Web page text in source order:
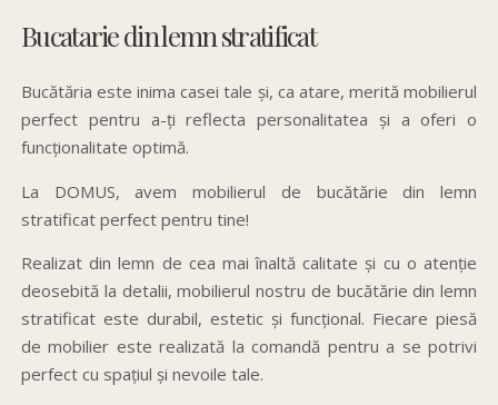
Bucatarie din lemn stratificat
Bucătăria este inima casei tale și, ca atare, merită mobilierul
perfect pentru a-ți reflecta personalitatea și a oferi o
funcționalitate optimă.
La DOMUS, avem mobilierul de bucătărie din lemn
stratificat perfect pentru tine!
Realizat din lemn de cea mai înaltă calitate și cu o atenție
deosebită la detalii, mobilierul nostru de bucătărie din lemn
stratificat este durabil, estetic și funcțional. Fiecare piesă
de mobilier este realizată la comandă pentru a se potrivi
perfect cu spațiul și nevoile tale.